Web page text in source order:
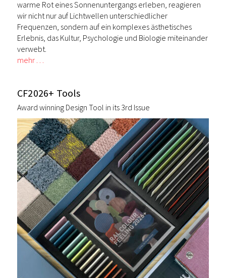
warme Rot eines Sonnenuntergangs erleben, reagieren
wir nicht nur auf Lichtwellen unterschiedlicher
Frequenzen, sondern auf ein komplexes ästhetisches
Erlebnis, das Kultur, Psychologie und Biologie miteinander
verwebt.
mehr …
CF2026+ Tools
Award winning Design Tool in its 3rd Issue